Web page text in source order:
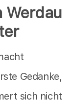
Werdau
Gedanke,
sich nicht